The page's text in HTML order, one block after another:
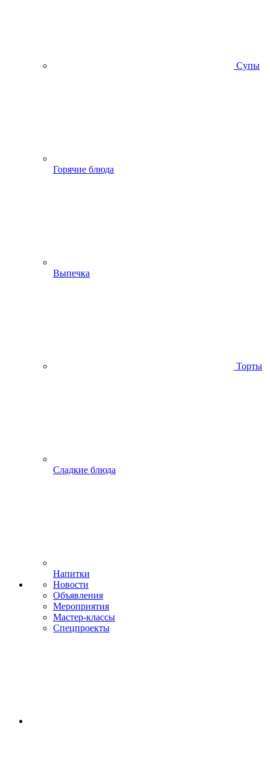
Супы
Горячие блюда
Выпечка
Торты
Сладкие блюда
Напитки
Новости
Объявления
Мероприятия
Мастер-классы
Спецпроекты